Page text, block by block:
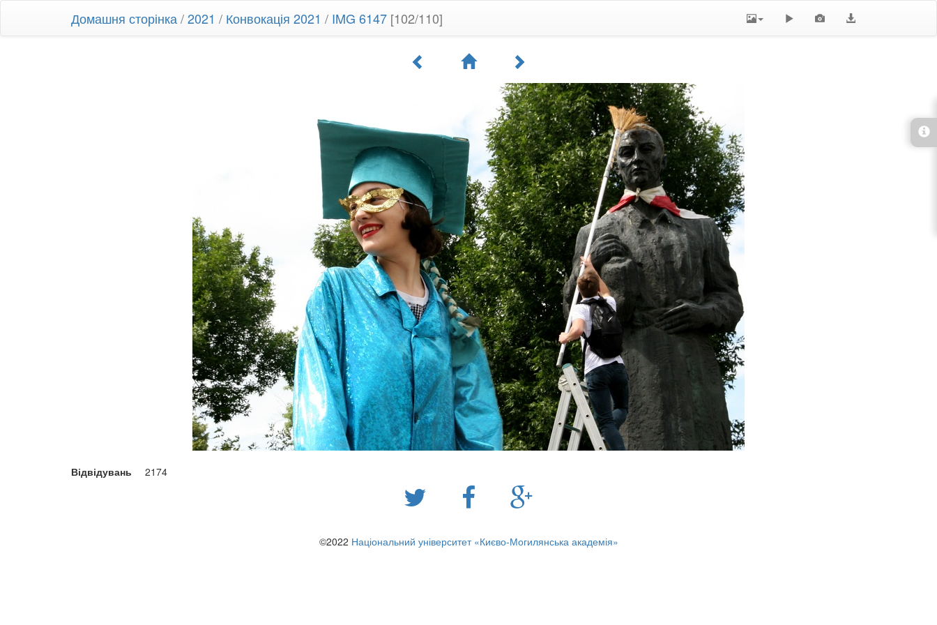
Домашня сторінка /2021 / Конвокація 2021 / IMG 6147 [102/110]
Відвідувань 2174
©2022 Національний університет «Києво-Могилянська академія»